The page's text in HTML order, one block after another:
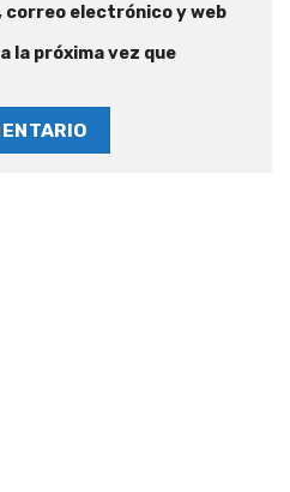
correo electrónico y web
la próxima vez que